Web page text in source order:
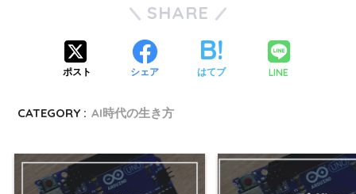
SHARE
ポスト シェア はてブ LINE
CATEGORY : AI時代の生き方